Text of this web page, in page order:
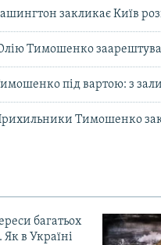
закликає Київ
Тимошенко
під вартою: з зали
Тимошенко
багатьох
в Україні